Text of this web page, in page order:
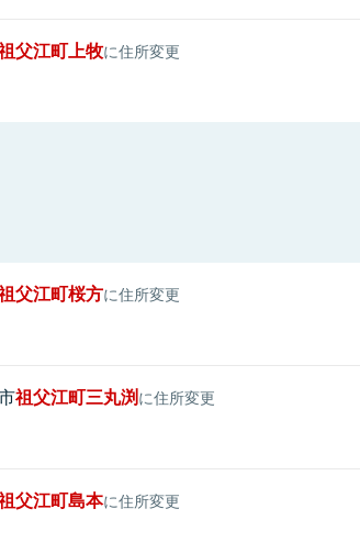
父江町上牧に住所変更
父江町桜方に住所変更
祖父江町三丸渕に住所変更
父江町島本に住所変更